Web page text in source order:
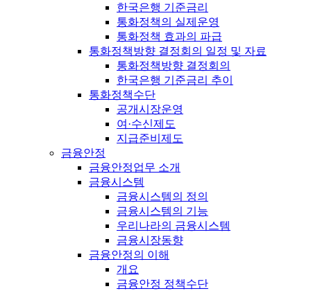
한국은행 기준금리
통화정책의 실제운영
통화정책 효과의 파급
통화정책방향 결정회의 일정 및 자료
통화정책방향 결정회의
한국은행 기준금리 추이
통화정책수단
공개시장운영
여·수신제도
지급준비제도
금융안정
금융안정업무 소개
금융시스템
금융시스템의 정의
금융시스템의 기능
우리나라의 금융시스템
금융시장동향
금융안정의 이해
개요
금융안정 정책수단